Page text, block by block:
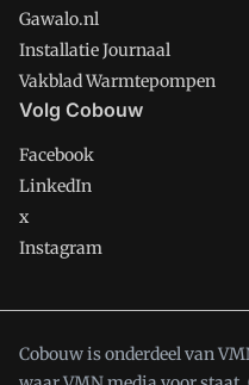
Gawalo.nl
Installatie Journaal
Vakblad Warmtepompen
Volg Cobouw
Facebook
LinkedIn
x
Instagram
Cobouw is onderdeel van